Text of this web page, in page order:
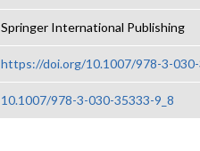
Springer International Publishing
https://doi.org/10.1007/978-3-030-
10.1007/978-3-030-35333-9_8